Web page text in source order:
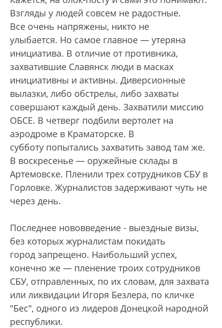
Взгляды у людей совсем не радостные.
Все очень напряжены, никто не
улыбается. Но самое главное — утеряна
инициатива. В отличие от противника,
захватившие Славянск люди в масках
инициативны и активны. Диверсионные
вылазки, либо обстрелы, либо захваты
совершают каждый день. Захватили миссию
ОБСЕ. В четверг подбили вертолет на
аэродроме в Краматорске. В
субботу попытались захватить завод там же.
В воскресенье — оружейные склады в
Артемовске. Пленили трех сотрудников СБУ в
Горловке. Журналистов задерживают чуть не
через день.
Последнее нововведение - выездные визы,
без которых журналистам покидать
город запрещено. Наибольший успех,
конечно же — пленение троих сотрудников
СБУ, отправленных, по их словам, для захвата
или ликвидации Игоря Безлера, по кличке
"Бес", одного из лидеров Донецкой народной
республики.